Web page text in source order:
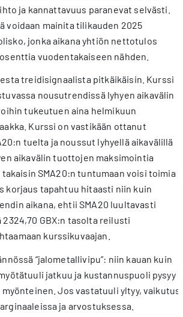
ja kannattavuus paranevat selvästi.
voidaan mainita tilikauden 2025
jonka aikana yhtiön nettotulos
vuodentakaiseen nähden.
treidisignaalista pitkäikäisin. Kurssi
nousutrendissä lyhyen aikavälin
tukeutuen aina helmikuun
Kurssi on vastikään ottanut
tuelta ja noussut lyhyellä aikavälillä
aikavälin tuottojen maksimointia
SMA20:n tuntumaan voisi toimia
korjaus tapahtuu hitaasti niin kuin
aikana, ehtii SMA20 luultavasti
GBX:n tasolta reilusti
kurssikuvaajan.
“jalometallivipu”: niin kauan kuin
jatkuu ja kustannuspuoli pysyy
Jos vastatuuli yltyy, vaikutus
ja arvostuksessa.